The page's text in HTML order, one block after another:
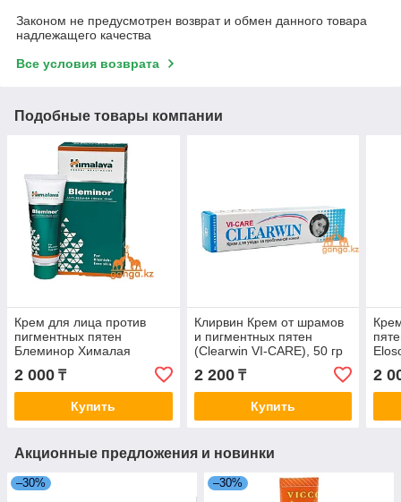
Законом не предусмотрен возврат и обмен данного товара
надлежащего качества
Все условия возврата
Подобные товары компании
Крем для лица против
пигментных пятен
Блеминор Хималая
(Bleminor Anti-Blemish
Cream HIMALAYA), 30 мл.
2 000 ₸
Купить
Клирвин Крем от шрамов
и пигментных пятен
(Clearwin VI-CARE), 50 гр
2 200₸
Купить
15
2
Акционные предложения и новинки
–30% –30%